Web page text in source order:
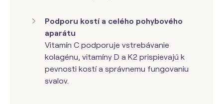
Podporu kostí a celého pohybového
aparátu
Vitamín C podporuje vstrebávanie
kolagénu, vitamíny D a K2 prispievajú k
pevnosti kostí a správnemu fungovaniu
svalov.